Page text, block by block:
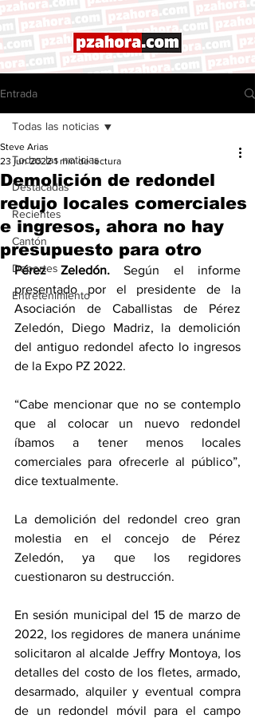
Entrada
Todas las noticias
Destacadas
Recientes
Cantón
Deportes
Entretenimiento
Todas las noticias
Demolición de redondel
redujo locales comerciales
e ingresos, ahora no hay
presupuesto para otro
Steve Arias
23 jun 2022 1 min de lectura
Pérez Zeledón. Según el informe
presentado por el presidente de la
Asociación de Caballistas de Pérez
Zeledón, Diego Madriz, la demolición
del antiguo redondel afecto lo ingresos
de la Expo PZ 2022.
“Cabe mencionar que no se contemplo
que al colocar un nuevo redondel
íbamos a tener menos locales
comerciales para ofrecerle al público”,
dice textualmente.
La demolición del redondel creo gran
molestia en el concejo de Pérez
Zeledón, ya que los regidores
cuestionaron su destrucción.
En sesión municipal del 15 de marzo de
2022, los regidores de manera unánime
solicitaron al alcalde Jeffry Montoya, los
detalles del costo de los fletes, armado,
desarmado, alquiler y eventual compra
de un redondel móvil para el campo